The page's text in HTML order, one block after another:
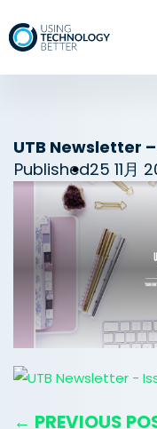
UTB Newsletter
Published25 11月
← PREVIOUS